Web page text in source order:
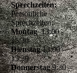
Sprechzeiten:
Persönliche
Sprechzeiten:
Montag13:00 -
15:30
Dienstag13:00 –
15:30
Donnerstag9:30 –